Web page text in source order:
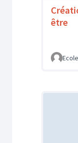
être